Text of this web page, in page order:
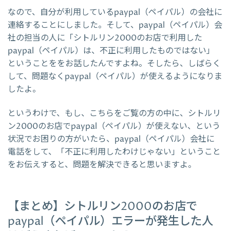
なので、自分が利用しているpaypal（ペイパル）の会社に
連絡することにしました。そして、paypal（ペイパル）会
社の担当の人に「シトルリン2000のお店で利用した
paypal（ペイパル）は、不正に利用したものではない」
ということををお話したんですよね。そしたら、しばらく
して、問題なくpaypal（ペイパル）が使えるようになりま
したよ。
というわけで、もし、こちらをご覧の方の中に、シトルリ
ン2000のお店でpaypal（ペイパル）が使えない、という
状況でお困りの方がいたら、paypal（ペイパル）会社に
電話をして、「不正に利用したわけじゃない」ということ
をお伝えすると、問題を解決できると思いますよ。
【まとめ】シトルリン2000のお店で
paypal（ペイパル）エラーが発生した人